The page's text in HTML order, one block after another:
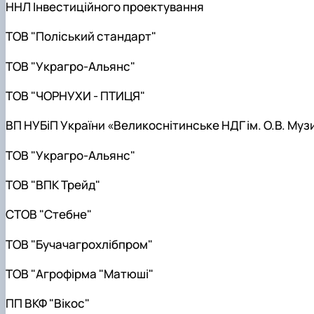
ННЛ Інвестиційного проектування
ТОВ "Поліський стандарт"
ТОВ "Украгро-Альянс"
ТОВ "ЧОРНУХИ - ПТИЦЯ"
ВП НУБіП України «Великоснітинське НДГ ім. О.В.
ТОВ "Украгро-Альянс"
ТОВ "ВПК Трейд"
СТОВ "Стебне"
ТОВ "Бучачагрохлібпром"
ТОВ "Агрофірма "Матюші"
ПП ВКФ "Вікос"